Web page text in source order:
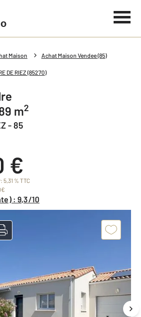
Maison Achat Maison Vendee (85)
DE RIEZ (85270)
m2
- 85
€
% TTC
: 9,3/10